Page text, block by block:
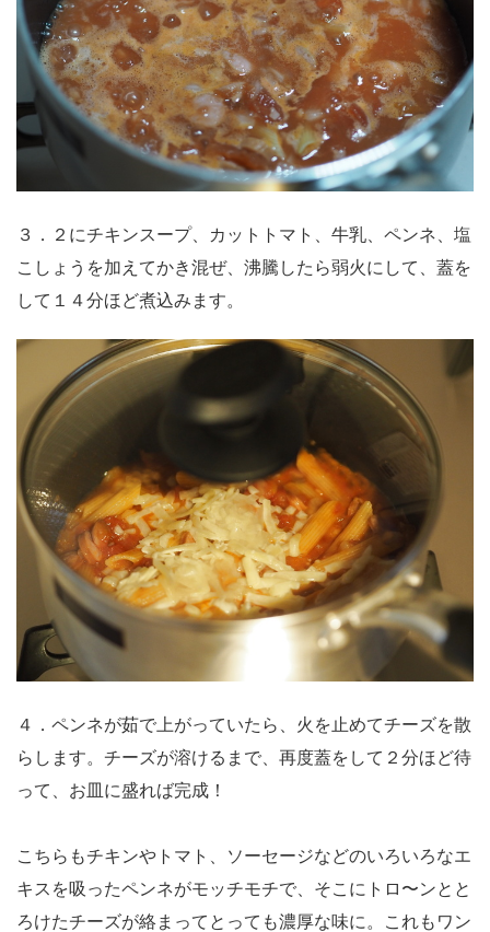
３．２にチキンスープ、カットトマト、牛乳、ペンネ、塩
こしょうを加えてかき混ぜ、沸騰したら弱火にして、蓋を
して１４分ほど煮込みます。
４．ペンネが茹で上がっていたら、火を止めてチーズを散
らします。チーズが溶けるまで、再度蓋をして２分ほど待
って、お皿に盛れば完成！
こちらもチキンやトマト、ソーセージなどのいろいろなエ
キスを吸ったペンネがモッチモチで、そこにトロ〜ンとと
ろけたチーズが絡まってとっても濃厚な味に。これもワン